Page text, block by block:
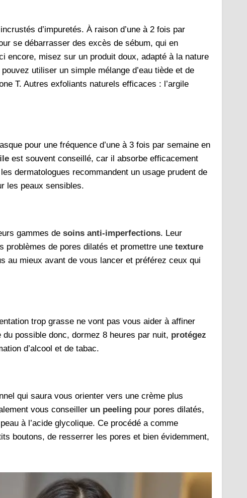
d’impuretés. À raison d’une à 2 fois par
se débarrasser des excès de sébum, qui en
encore, misez sur un produit doux, adapté à la nature
utiliser un simple mélange d’eau tiède et de
T. Autres exfoliants naturels efficaces : l’argile
pour une fréquence d’une à 3 fois par semaine en
est souvent conseillé, car il absorbe efficacement
dermatologues recommandent un usage prudent de
les peaux sensibles.
gammes desoins anti-imperfections. Leur
problèmes de pores dilatés et promettre unetexture
au mieux avant de vous lancer et préférez ceux qui
trop grasse ne vont pas vous aider à affiner
possible donc, dormez 8 heures par nuit, protégez
d’alcool et de tabac.
qui saura vous orienter vers une crème plus
vous conseiller un peeling pour pores dilatés,
à l’acide glycolique. Ce procédé a comme
boutons, de resserrer les pores et bien évidemment,